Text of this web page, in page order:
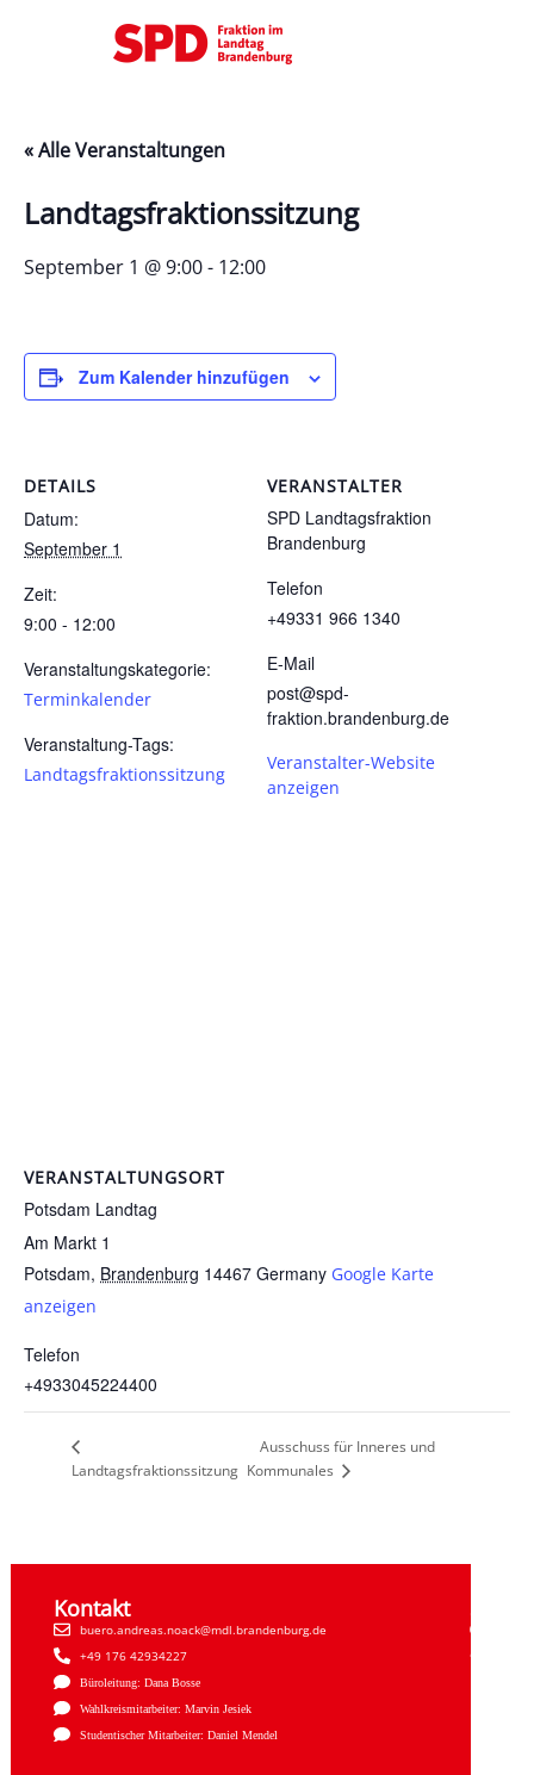
« Alle Veranstaltungen
Landtagsfraktionssitzung
September 1 @ 9:00- 12:00
Zum Kalender hinzufügen
DETAILS
Datum:
September 1
Zeit:
9:00 - 12:00
Veranstaltungskategorie:
Terminkalender
Veranstaltung-Tags:
Landtagsfraktionssitzung
VERANSTALTER
SPD Landtagsfraktion
Brandenburg
Telefon
+49331 966 1340
E-Mail
post@spd-
fraktion.brandenburg.de
Veranstalter-Website
anzeigen
VERANSTALTUNGSORT
Potsdam Landtag
Am Markt 1
Potsdam, Brandenburg 14467 Germany Google Karte
anzeigen
Telefon
+4933045224400
Landtagsfraktionssitzung
Ausschuss für Inneres und
Kommunales
Kontakt
buero.andreas.noack@mdl.brandenburg.de
+49 176 42934227
Büroleitung: Dana Bosse
Wahlkreismitarbeiter: Marvin Jesiek
Studentischer Mitarbeiter: Daniel Mendel